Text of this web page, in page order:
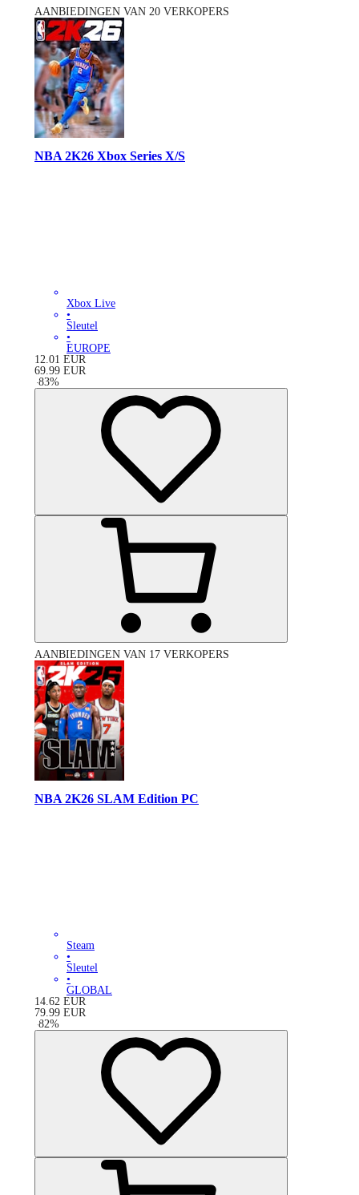
AANBIEDINGEN VAN 20 VERKOPERS
NBA 2K26 Xbox Series X/S
Xbox Live
•
Sleutel
•
EUROPE
12.01 EUR
69.99 EUR
-83%
AANBIEDINGEN VAN 17 VERKOPERS
NBA 2K26 SLAM Edition PC
Steam
•
Sleutel
•
GLOBAL
14.62 EUR
79.99 EUR
-82%